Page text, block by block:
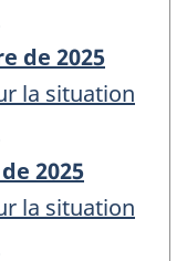
de 2025
la situation
2025
la situation